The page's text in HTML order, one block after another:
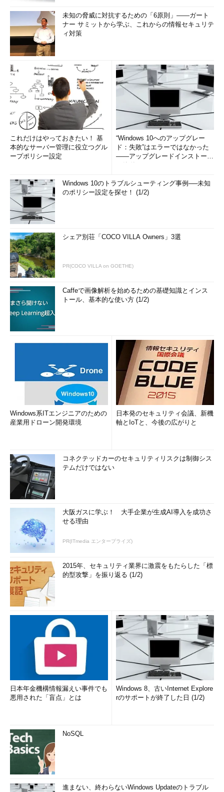
未知の脅威に対抗するための「6原則」――ガート
ナー サミットから学ぶ、これからの情報セキュリテ
ィ対策
これだけはやっておきたい！ 基
本的なサーバー管理に役立つグル
ープポリシー設定
“Windows 10へのアップグレー
ド：失敗”はエラーではなかった
――アップグレードインストール
Windows 10のトラブルシューティング事例──未知
のポリシー設定を探せ！ (1/2)
シェア別荘「COCO VILLA Owners」3選
PR(COCO VILLA on GOETHE)
Caffeで画像解析を始めるための基礎知識とインス
トール、基本的な使い方 (1/2)
Windows系ITエンジニアのための
産業用ドローン開発環境
日本発のセキュリティ会議、新機
軸とIoTと、今後の広がりと
コネクテッドカーのセキュリティリスクは制御シス
テムだけではない
大阪ガスに学ぶ！ 大手企業が生成AI導入を成功さ
せる理由
PR(ITmedia エンタープライズ)
2015年、セキュリティ業界に激震をもたらした「標
的型攻撃」を振り返る (1/2)
日本年金機構情報漏えい事件でも
悪用された「盲点」とは
Windows 8、古いInternet Explore
rのサポートが終了した日 (1/2)
NoSQL
進まない、終わらないWindows Updateのトラブル